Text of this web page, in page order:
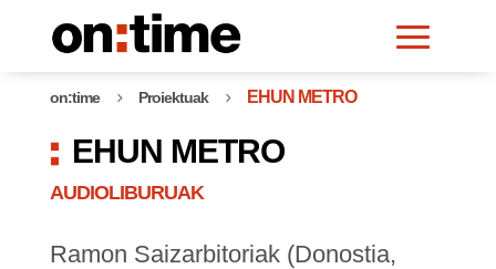
on:time 5 Proiektuak 5 EHUN METRO
EHUN METRO
AUDIOLIBURUAK
Ramon Saizarbitoriak (Donostia,